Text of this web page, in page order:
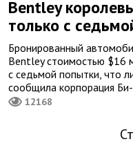
Bentley
только с
Бронированный
Bentley стоимостью $16
с седьмой попытки, что
сообщила корпорация
12168